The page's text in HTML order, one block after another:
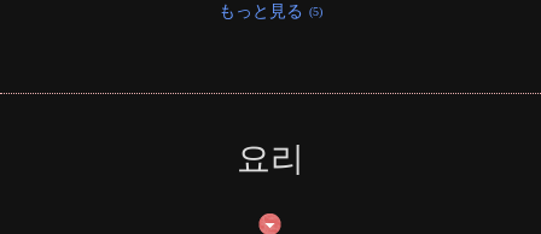
もっと見る (5)
요리